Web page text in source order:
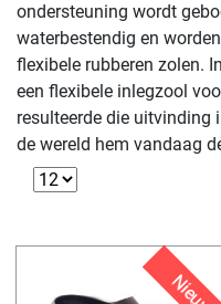
ondersteuning wordt
waterbestendig en
flexibele rubberen zolen.
een flexibele inlegzool
resulteerde die uitvinding
de wereld hem vandaag